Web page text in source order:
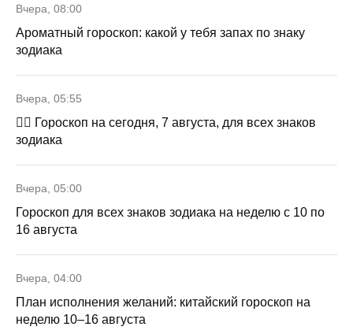
Вчера, 08:00
Ароматный гороскоп: какой у тебя запах по знаку
зодиака
Вчера, 05:55
🧙‍♀ Гороскоп на сегодня, 7 августа, для всех знаков
зодиака
Вчера, 05:00
Гороскоп для всех знаков зодиака на неделю с 10 по
16 августа
Вчера, 04:00
План исполнения желаний: китайский гороскоп на
неделю 10–16 августа